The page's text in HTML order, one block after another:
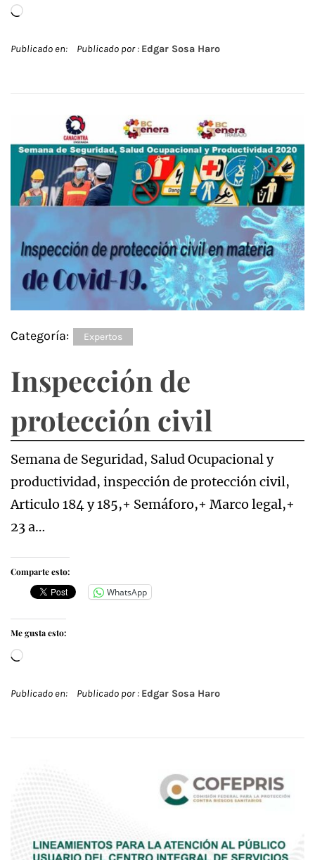
Cargando...
Publicado en: Publicado por : Edgar Sosa Haro
Categoría: Expertos
Inspección de
protección civil
Semana de Seguridad, Salud Ocupacional y
productividad, inspección de protección civil,
Articulo 184 y 185,+ Semáforo,+ Marco legal,+
23 a…
Comparte esto:
WhatsApp
Me gusta esto:
Cargando...
Publicado en: Publicado por : Edgar Sosa Haro